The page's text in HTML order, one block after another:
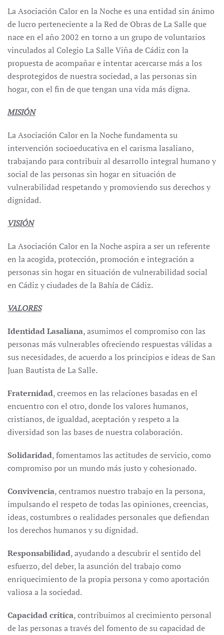
La Asociación Calor en la Noche es una entidad sin ánimo
de lucro perteneciente a la Red de Obras de La Salle que
nace en el año 2002 en torno a un grupo de voluntarios
vinculados al Colegio La Salle Viña de Cádiz con la
propuesta de acompañar e intentar acercarse más a los
desprotegidos de nuestra sociedad, a las personas sin
hogar, con el fin de que tengan una vida más digna.
MISIÓN
La Asociación Calor en la Noche fundamenta su
intervención socioeducativa en el carisma lasaliano,
trabajando para contribuir al desarrollo integral humano y
social de las personas sin hogar en situación de
vulnerabilidad respetando y promoviendo sus derechos y
dignidad.
VISIÓN
La Asociación Calor en la Noche aspira a ser un referente
en la acogida, protección, promoción e integración a
personas sin hogar en situación de vulnerabilidad social
en Cádiz y ciudades de la Bahía de Cádiz.
VALORES
Identidad Lasaliana, asumimos el compromiso con las
personas más vulnerables ofreciendo respuestas válidas a
sus necesidades, de acuerdo a los principios e ideas de San
Juan Bautista de La Salle.
Fraternidad, creemos en las relaciones basadas en el
encuentro con el otro, donde los valores humanos,
cristianos, de igualdad, aceptación y respeto a la
diversidad son las bases de nuestra colaboración.
Solidaridad, fomentamos las actitudes de servicio, como
compromiso por un mundo más justo y cohesionado.
Convivencia, centramos nuestro trabajo en la persona,
impulsando el respeto de todas las opiniones, creencias,
ideas, costumbres o realidades personales que defiendan
los derechos humanos y su dignidad.
Responsabilidad, ayudando a descubrir el sentido del
esfuerzo, del deber, la asunción del trabajo como
enriquecimiento de la propia persona y como aportación
valiosa a la sociedad.
Capacidadcrítica, contribuimos al crecimiento personal
de las personas a través del fomento de su capacidad de